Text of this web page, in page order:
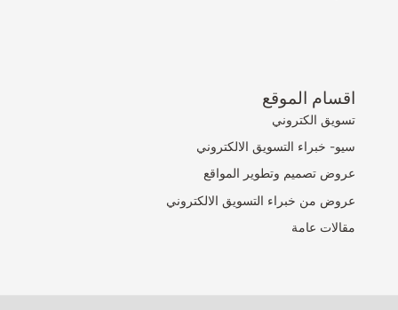
اقسام الموقع
تسويق الكتروني
سيو- خبراء التسويق الالكتروني
عروض تصميم وتطوير المواقع
عروض من خبراء التسويق الالكتروني
مقالات عامة